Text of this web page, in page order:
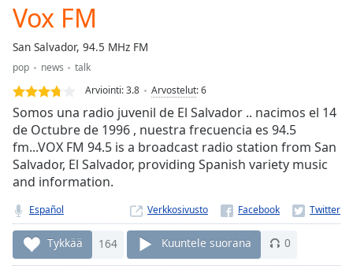
Loaded:
0.00%
Stream
Type
Seek to
live,
currently
behind
liveLIVE
Remaining
Time-
1x
Vox FM
San Salvador, 94.5 MHz FM
pop news
talk
Arviointi:3.8 Arvostelut:6
Somos una radio juvenil de El Salvador .. nacimos el 14
de Octubre de 1996 , nuestra frecuencia es 94.5
fm...VOX FM 94.5 is a broadcast radio station from San
Salvador, El Salvador, providing Spanish variety music
and information.
Español Verkkosivusto
Tykkää 164 Kuuntele suorana 0